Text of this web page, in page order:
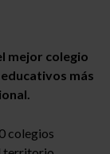
mejor colegio
más
colegios